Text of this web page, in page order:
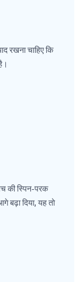
रखना चाहिए कि
की स्पिन‑परक
बढ़ा दिया, यह तो